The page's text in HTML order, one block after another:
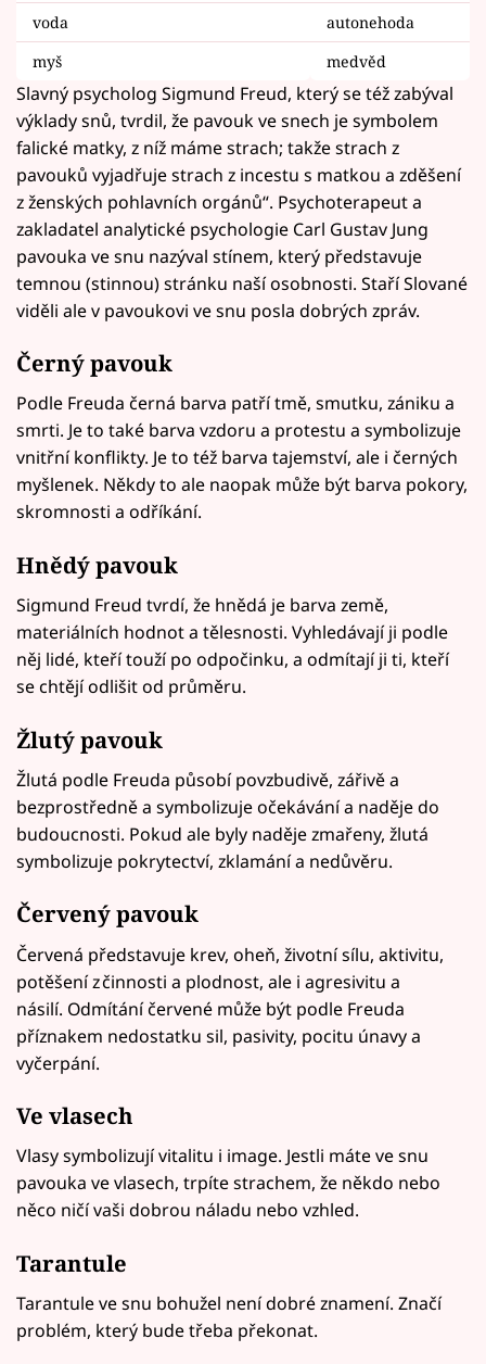
voda
autonehoda
myš
medvěd
Slavný psycholog Sigmund Freud, který se též zabýval
výklady snů, tvrdil, že pavouk ve snech je symbolem
falické matky, z níž máme strach; takže strach z
pavouků vyjadřuje strach z incestu s matkou a zděšení
z ženských pohlavních orgánů“. Psychoterapeut a
zakladatel analytické psychologie Carl Gustav Jung
pavouka ve snu nazýval stínem, který představuje
temnou (stinnou) stránku naší osobnosti. Staří Slované
viděli ale v pavoukovi ve snu posla dobrých zpráv.
Černý pavouk
Podle Freuda černá barva patří tmě, smutku, zániku a
smrti. Je to také barva vzdoru a protestu a symbolizuje
vnitřní konflikty. Je to též barva tajemství, ale i černých
myšlenek. Někdy to ale naopak může být barva pokory,
skromnosti a odříkání.
Hnědý pavouk
Sigmund Freud tvrdí, že hnědá je barva země,
materiálních hodnot a tělesnosti. Vyhledávají ji podle
něj lidé, kteří touží po odpočinku, a odmítají ji ti, kteří
se chtějí odlišit od průměru.
Žlutý pavouk
Žlutá podle Freuda působí povzbudivě, zářivě a
bezprostředně a symbolizuje očekávání a naděje do
budoucnosti. Pokud ale byly naděje zmařeny, žlutá
symbolizuje pokrytectví, zklamání a nedůvěru.
Červený pavouk
Červená představuje krev, oheň, životní sílu, aktivitu,
potěšení z činnosti a plodnost, ale i agresivitu a
násilí. Odmítání červené může být podle Freuda
příznakem nedostatku sil, pasivity, pocitu únavy a
vyčerpání.
Ve vlasech
Vlasy symbolizují vitalitu i image. Jestli máte ve snu
pavouka ve vlasech, trpíte strachem, že někdo nebo
něco ničí vaši dobrou náladu nebo vzhled.
Tarantule
Tarantule ve snu bohužel není dobré znamení. Značí
problém, který bude třeba překonat.